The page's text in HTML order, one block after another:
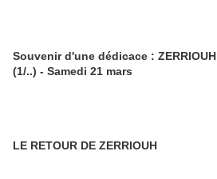
Souvenir d'une dédicace : ZERRIOUH
(1/..) - Samedi 21 mars
LE RETOUR DE ZERRIOUH